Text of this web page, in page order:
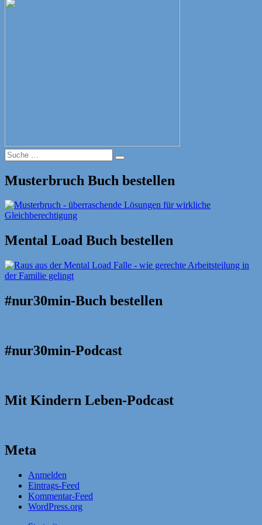
Suche
nach:
Suche
Musterbruch Buch bestellen
Mental Load Buch bestellen
#nur30min-Buch bestellen
#nur30min-Podcast
Mit Kindern Leben-Podcast
Meta
Anmelden
Eintrags-Feed
Kommentar-Feed
WordPress.org